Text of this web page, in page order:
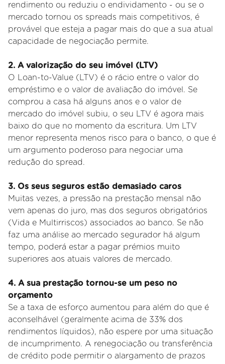
rendimento ou reduziu o endividamento - ou se o
mercado tornou os spreads mais competitivos, é
provável que esteja a pagar mais do que a sua atual
capacidade de negociação permite.
2. A valorização do seu imóvel (LTV)
O Loan-to-Value (LTV) é o rácio entre o valor do
empréstimo e o valor de avaliação do imóvel. Se
comprou a casa há alguns anos e o valor de
mercado do imóvel subiu, o seu LTV é agora mais
baixo do que no momento da escritura. Um LTV
menor representa menos risco para o banco, o que é
um argumento poderoso para negociar uma
redução do spread.
3. Os seus seguros estão demasiado caros
Muitas vezes, a pressão na prestação mensal não
vem apenas do juro, mas dos seguros obrigatórios
(Vida e Multirriscos) associados ao banco. Se não
faz uma análise ao mercado segurador há algum
tempo, poderá estar a pagar prémios muito
superiores aos atuais valores de mercado.
4. A sua prestação tornou-se um peso no
orçamento
Se a taxa de esforço aumentou para além do que é
aconselhável (geralmente acima de 33% dos
rendimentos líquidos), não espere por uma situação
de incumprimento. A renegociação ou transferência
de crédito pode permitir o alargamento de prazos